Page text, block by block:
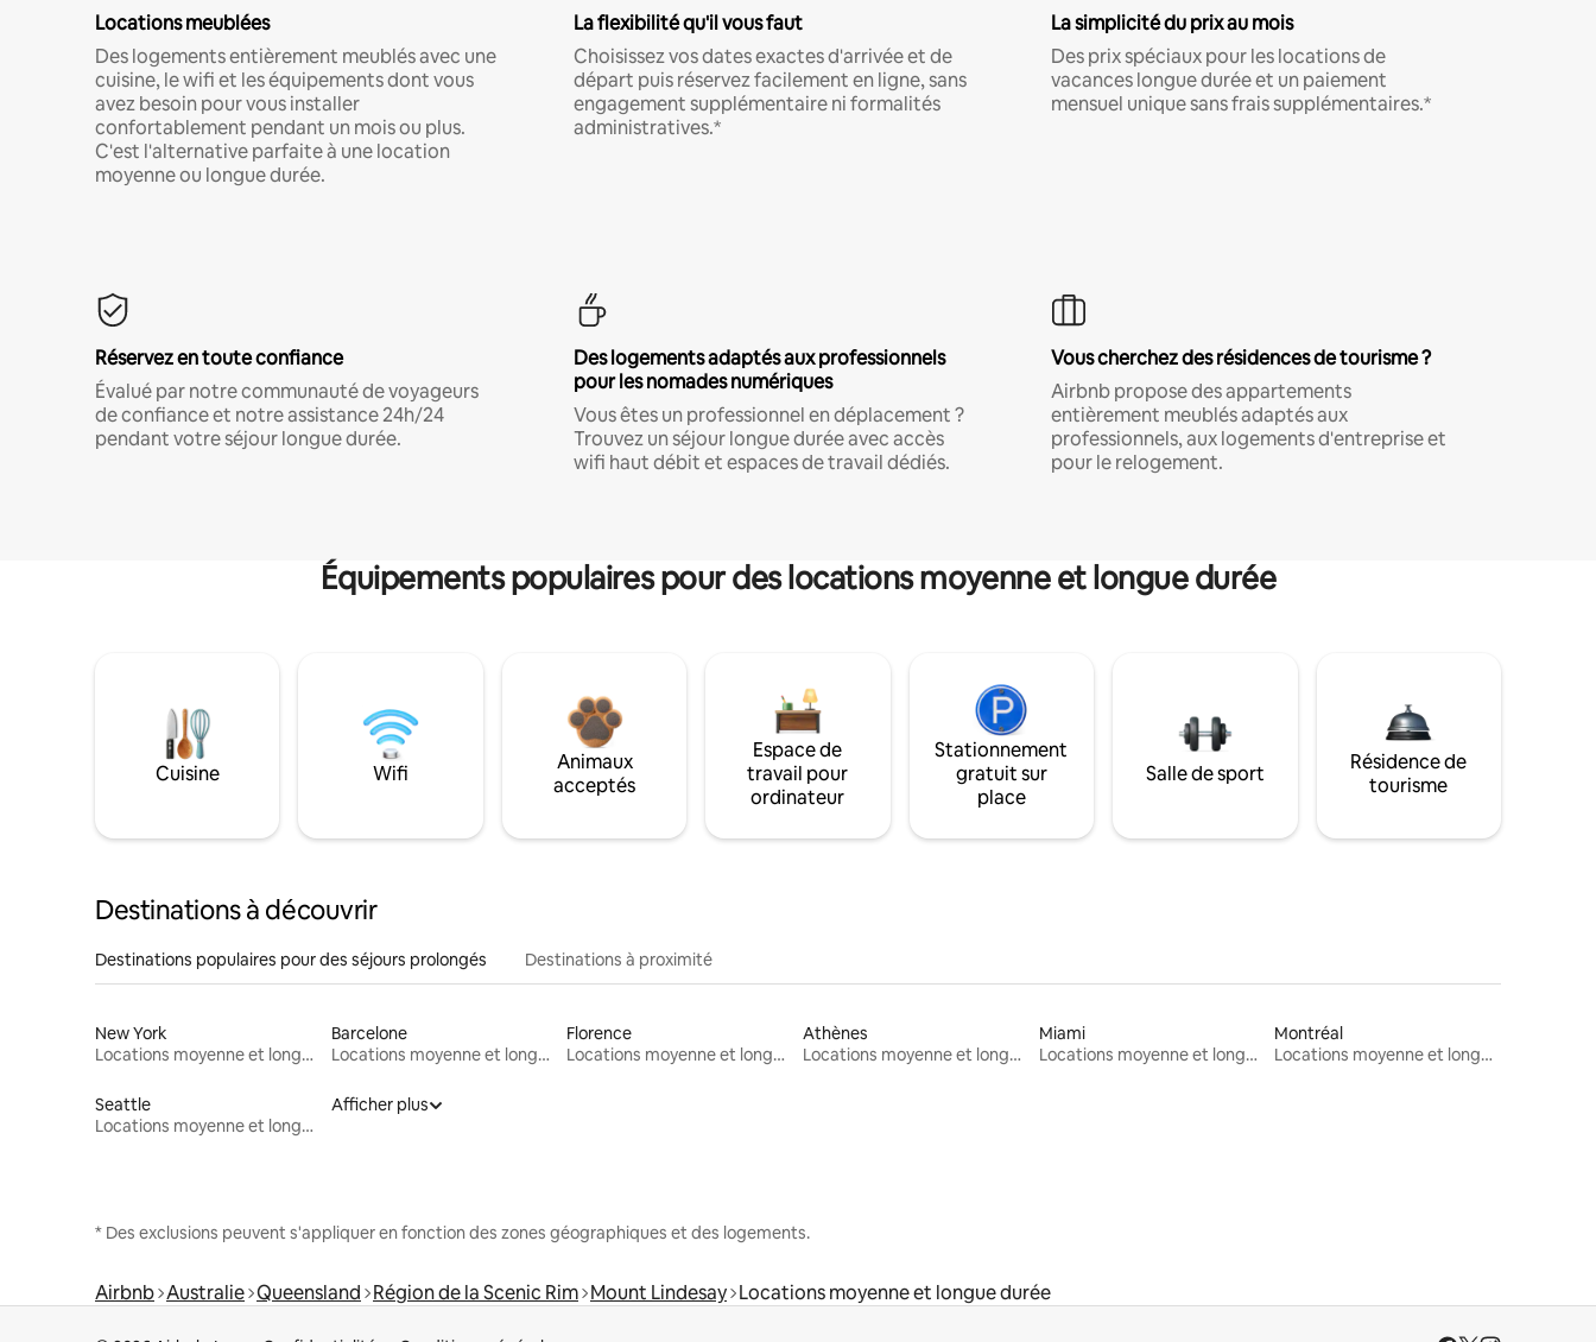
Locations meublées
Des logements entièrement meublés avec une
cuisine, le wifi et les équipements dont vous
avez besoin pour vous installer
confortablement pendant un mois ou plus.
C'est l'alternative parfaite à une location
moyenne ou longue durée.
La flexibilité qu'il vous faut
Choisissez vos dates exactes d'arrivée et de
départ puis réservez facilement en ligne, sans
engagement supplémentaire ni formalités
administratives.*
La simplicité du prix au mois
Des prix spéciaux pour les locations de
vacances longue durée et un paiement
mensuel unique sans frais supplémentaires.*
Réservez en toute confiance
Évalué par notre communauté de voyageurs
de confiance et notre assistance 24h/24
pendant votre séjour longue durée.
Des logements adaptés aux professionnels
pour les nomades numériques
Vous êtes un professionnel en déplacement ?
Trouvez un séjour longue durée avec accès
wifi haut débit et espaces de travail dédiés.
Vous cherchez des résidences de tourisme ?
Airbnb propose des appartements
entièrement meublés adaptés aux
professionnels, aux logements d'entreprise et
pour le relogement.
Équipements populaires pour des locations moyenne et longue durée
Cuisine Wifi
Animaux
acceptés
Espace de
travail pour
ordinateur
Stationnement
gratuit sur
place
Salle de sport
Résidence de
tourisme
Destinations à découvrir
Destinations populaires pour des séjours prolongés Destinations à proximité
New York
Locations moyenne et longue durée
Barcelone
Locations moyenne et longue durée
Florence
Locations moyenne et longue durée
Athènes
Locations moyenne et longue durée
Miami
Locations moyenne et longue durée
Montréal
Locations moyenne et longue durée
Seattle
Locations moyenne et longue durée
Afficher plus
* Des exclusions peuvent s'appliquer en fonction des zones géographiques et des logements.
Airbnb Australie Queensland Région de la Scenic Rim Mount Lindesay Locations moyenne et longue durée